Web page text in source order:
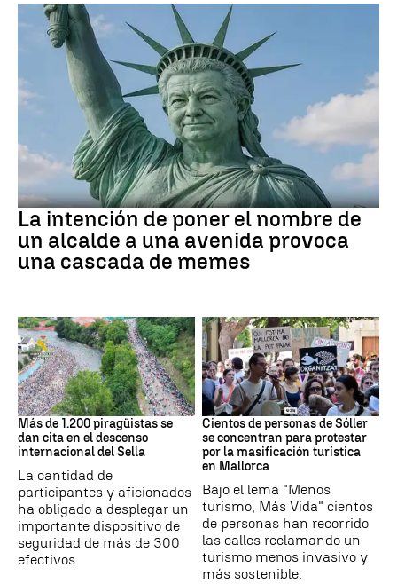
MEMES
La intención de poner el nombre de
un alcalde a una avenida provoca
una cascada de memes
Asturias
Más de 1.200 piragüistas se
dan cita en el descenso
internacional del Sella
La cantidad de
participantes y aficionados
ha obligado a desplegar un
importante dispositivo de
seguridad de más de 300
efectivos.
Protestas
Cientos de personas de Sóller
se concentran para protestar
por la masificación turística
en Mallorca
Bajo el lema "Menos
turismo, Más Vida" cientos
de personas han recorrido
las calles reclamando un
turismo menos invasivo y
más sostenible.